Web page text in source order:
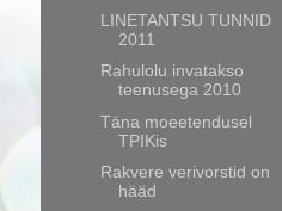
LINETANTSU TUNNID
2011
Rahulolu invatakso
teenusega 2010
Täna moeetendusel
TPIKis
Rakvere verivorstid on
hääd